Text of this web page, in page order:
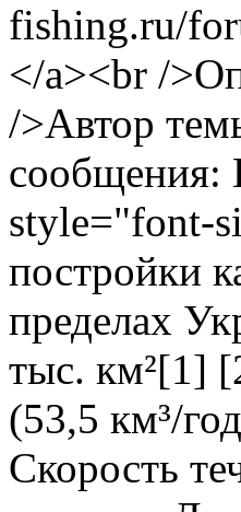
fishing.ru/
</a><br /
/>Автор
сообщения:
style="font-
постройки
пределах
тыс. км²[1]
(53,5 км³/
Скорость